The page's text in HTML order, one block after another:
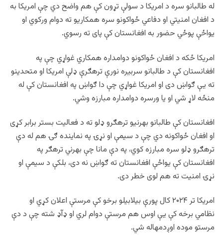
له طالبانو سره د امریکا د سولې تړون کې هم واضح دي چې امریکا به
د افغان امنیتي او دفاعي ځواکونو سره همکاریو ته دوام ورکوي او
یواځې پوځي حضور به افغانستان کې پای ته رسوي.
امریکا ځکه د افغان ځواکونو دوامداره همکاري غواړي چې په
افغانستان کې د طالبانو سربیره نورې ترهګرې ډلې امریکا او متحدینو
ته یې ګواښ دی او امریکا غواړي چې دا ګواښ په افغانستان کې له
منځه لاړ شي او یا ورسره دوامداره مبارزه وشي.
افغانستان کې طالبانو بهرنیو ترهګرو ډلو ته د فعالیت بستر برابر کړی
او افغان ځواکونه دي چې د سیمې او نړۍ په نماینده ګۍ هم له دې
ترهګرو ډلو سره مبارزه کوي، په دې مانا چې بهرني ترهګر په
افغانستان کې یواځې افغانستان ته ګواښ نه دی، بلکې د سیمې او
نړۍ امنیت ته هم لوی خطر دی.
امریکا تر ۲۰۲۴ کال پورې بیلابیلو برخو کې مرستې اعلان کړي او
نظامي برخه کې یې اوس هم مرستې دوام لري او ډآډ شته چې د دې
مرستو موده اوږدمهاله شي.